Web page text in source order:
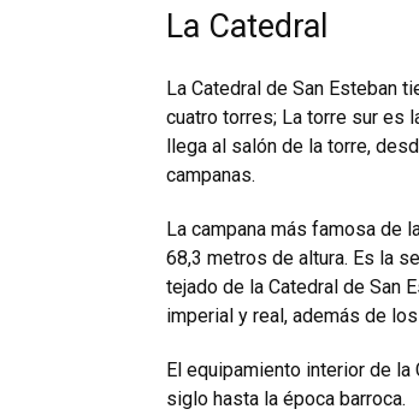
La Catedral
La Catedral de San Esteban
cuatro torres; La torre sur es
llega al salón de la torre,
campanas.
La campana más famosa de
68,3 metros de altura. Es la
tejado de la Catedral de San
imperial y real, además de
El equipamiento interior de
siglo hasta la época barroca.